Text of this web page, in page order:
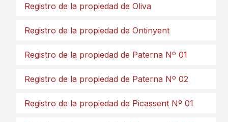
Registro de la propiedad de Oliva
Registro de la propiedad de Ontinyent
Registro de la propiedad de Paterna Nº 01
Registro de la propiedad de Paterna Nº 02
Registro de la propiedad de Picassent Nº 01